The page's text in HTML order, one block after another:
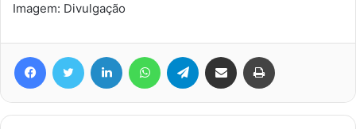
Imagem: Divulgação
FacebookTwitter Linkedin WhatsAppTelegram Compartilhar via e-mail